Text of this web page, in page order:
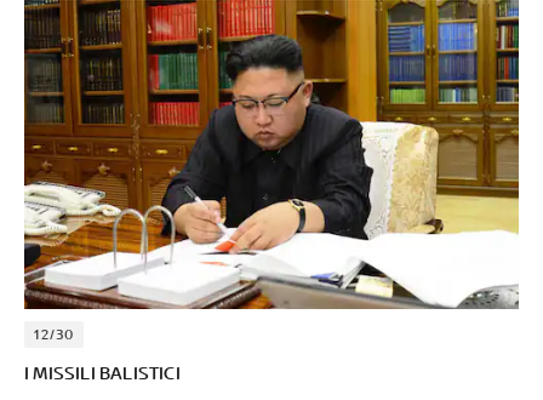
12/30
I MISSILI BALISTICI